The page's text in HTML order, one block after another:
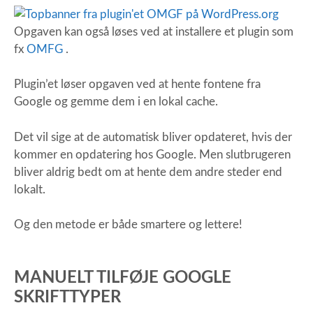
Opgaven kan også løses ved at installere et plugin som
fx OMFG .
Plugin’et løser opgaven ved at hente fontene fra
Google og gemme dem i en lokal cache.
Det vil sige at de automatisk bliver opdateret, hvis der
kommer en opdatering hos Google. Men slutbrugeren
bliver aldrig bedt om at hente dem andre steder end
lokalt.
Og den metode er både smartere og lettere!
MANUELT TILFØJE GOOGLE
SKRIFTTYPER